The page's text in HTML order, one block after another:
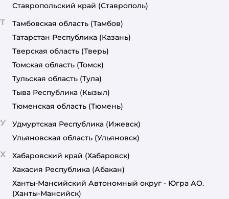
Ставропольский край (Ставрополь)
Т Тамбовская область (Тамбов)
Татарстан Республика (Казань)
Тверская область (Тверь)
Томская область (Томск)
Тульская область (Тула)
Тыва Республика (Кызыл)
Тюменская область (Тюмень)
У Удмуртская Республика (Ижевск)
Ульяновская область (Ульяновск)
Х Хабаровский край (Хабаровск)
Хакасия Республика (Абакан)
Ханты-Мансийский Автономный округ - Югра АО.
(Ханты-Мансийск)